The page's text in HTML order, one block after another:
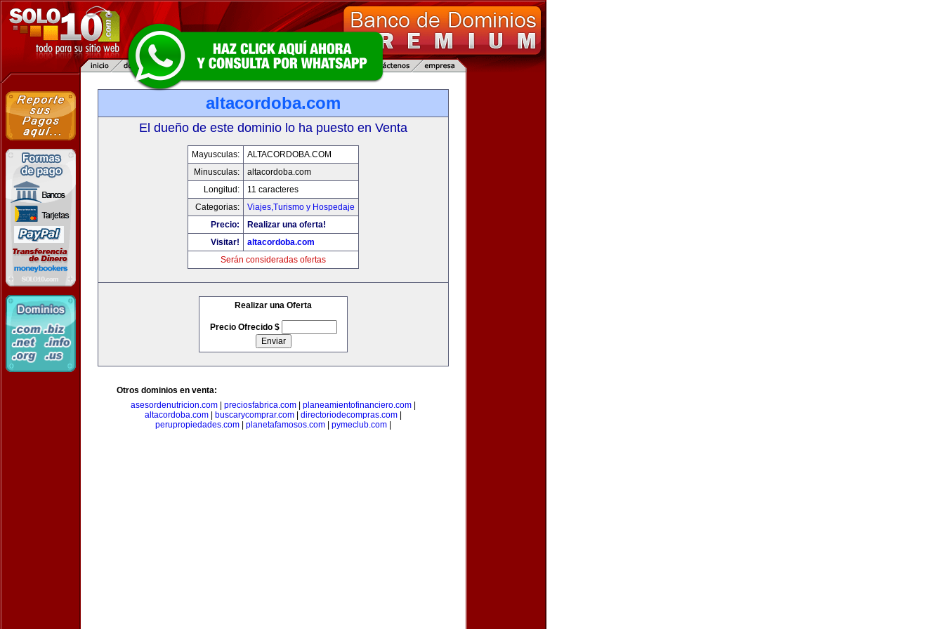
altacordoba.com
El dueño de este dominio lo ha puesto en Venta
Mayusculas:
ALTACORDOBA.COM
Minusculas:
altacordoba.com
Longitud:
11 caracteres
Categorias:
Viajes,Turismo y Hospedaje
Precio:
Realizar una oferta!
Visitar!
altacordoba.com
Serán consideradas ofertas
Realizar una Oferta
Precio Ofrecido $
Otros dominios en venta:
asesordenutricion.com
preciosfabrica.com planeamientofinanciero.com
altacordoba.com
buscarycomprar.com directoriodecompras.com
perupropiedades.com
planetafamosos.com pymeclub.com